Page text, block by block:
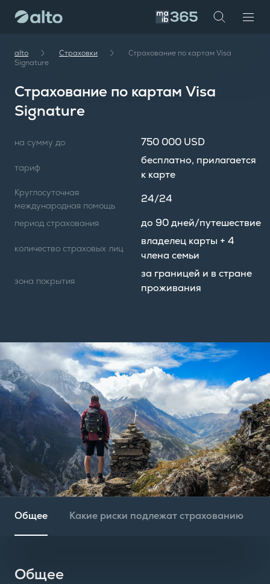
investor maib
alto Cтраховки
Страхование по картам Visa
Signature
Страхование по картам Visa
Signature
на сумму до 750 000 USD
тариф
бесплатно, прилагается
к карте
Круглосуточная
международная помощь
24/24
период страхования до 90 дней/путешествие
количество страховых лиц
владелец карты + 4
члена семьи
зона покрытия
за границей и в стране
проживания
Общее Какие риски подлежат страхованию
Общее